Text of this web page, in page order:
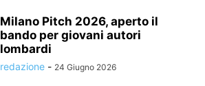
Milano Pitch 2026, aperto il
bando per giovani autori
lombardi
redazione - 24 Giugno 2026